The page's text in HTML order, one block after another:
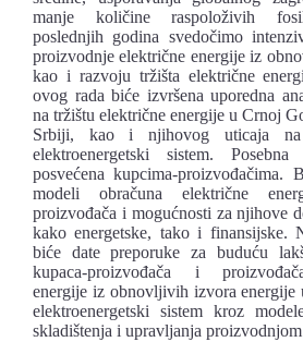
manje količine raspoloživih
poslednjih godina svedočimo
proizvodnje električne energije iz
kao i razvoju tržišta električne
ovog rada biće izvršena uporedna
na tržištu električne energije u Crnoj
Srbiji, kao i njihovog uticaja na
elektroenergetski sistem.
posvećena kupcima-proizvođačima.
modeli obračuna električne
proizvođača i mogućnosti za njihove
kako energetske, tako i finansijske.
biće date preporuke za buduću
kupaca-proizvođača i
energije iz obnovljivih izvora energije
elektroenergetski sistem kroz
skladištenja i upravljanja